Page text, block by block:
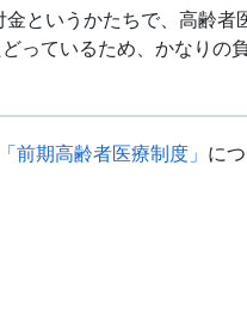
というかたちで、高齢者
っているため、かなりの
「前期高齢者医療制度」 に